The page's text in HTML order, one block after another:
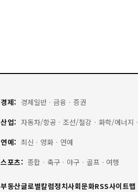
경제: 경제일반 · 금융 · 증권
산업: 자동차/항공 · 조선/철강 · 화학/에너지 ·
연예: 최신 · 영화 · 연예
스포츠: 종합 · 축구 · 야구 · 골프 · 여행
부동산글로벌칼럼정치사회문화RSS사이트맵